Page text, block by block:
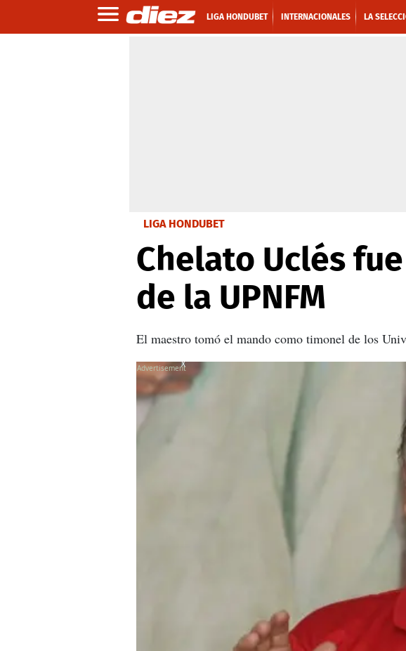
LIGA HONDUBET INTERNACIONALES LA
LIGA HONDUBET
Chelato Uclés
de la UPNFM
El maestro tomó el mando como timonel de los
X